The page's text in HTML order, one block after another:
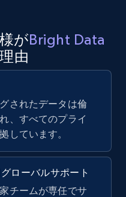
by Profile
Headline, Post
無料トライアル
がBright Data
理由
されたデータは倫
、すべてのプライ
しています。
ローバルサポート
チームが専任でサ